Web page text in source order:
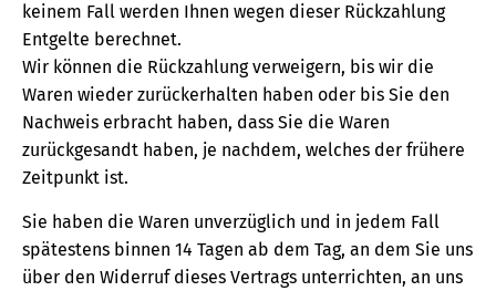
keinem Fall werden Ihnen wegen dieser Rückzahlung
Entgelte berechnet.
Wir können die Rückzahlung verweigern, bis wir die
Waren wieder zurückerhalten haben oder bis Sie den
Nachweis erbracht haben, dass Sie die Waren
zurückgesandt haben, je nachdem, welches der frühere
Zeitpunkt ist.
Sie haben die Waren unverzüglich und in jedem Fall
spätestens binnen 14 Tagen ab dem Tag, an dem Sie uns
über den Widerruf dieses Vertrags unterrichten, an uns